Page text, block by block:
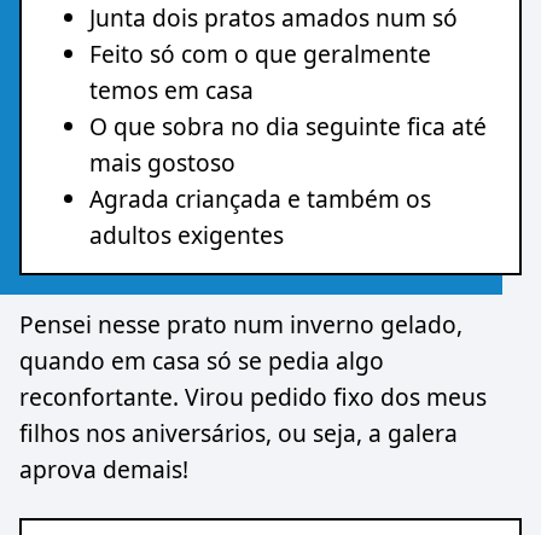
Junta dois pratos amados num só
Feito só com o que geralmente
temos em casa
O que sobra no dia seguinte fica até
mais gostoso
Agrada criançada e também os
adultos exigentes
Pensei nesse prato num inverno gelado,
quando em casa só se pedia algo
reconfortante. Virou pedido fixo dos meus
filhos nos aniversários, ou seja, a galera
aprova demais!